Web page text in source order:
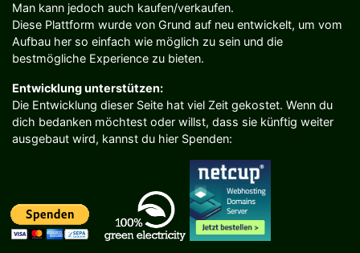
Man kann jedoch auch kaufen/verkaufen.
Diese Plattform wurde von Grund auf neu entwickelt, um vom
Aufbau her so einfach wie möglich zu sein und die
bestmögliche Experience zu bieten.
Entwicklung unterstützen:
Die Entwicklung dieser Seite hat viel Zeit gekostet. Wenn du
dich bedanken möchtest oder willst, dass sie künftig weiter
ausgebaut wird, kannst du hier Spenden: